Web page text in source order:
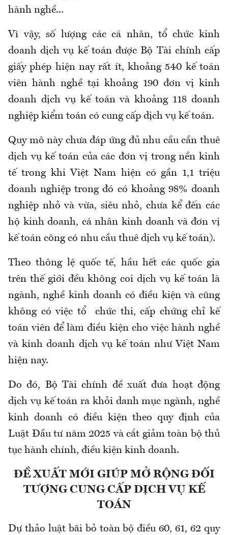
hành nghề...
Vì vậy, số lượng các cá nhân, tổ chức kinh
doanh dịch vụ kế toán được Bộ Tài chính cấp
giấy phép hiện nay rất ít, khoảng 540 kế toán
viên hành nghề tại khoảng 190 đơn vị kinh
doanh dịch vụ kế toán và khoảng 118 doanh
nghiệp kiểm toán có cung cấp dịch vụ kế toán.
Quy mô này chưa đáp ứng đủ nhu cầu cần thuê
dịch vụ kế toán của các đơn vị trong nền kinh
tế trong khi Việt Nam hiện có gần 1,1 triệu
doanh nghiệp trong đó có khoảng 98% doanh
nghiệp nhỏ và vừa, siêu nhỏ, chưa kể đến các
hộ kinh doanh, cá nhân kinh doanh và đơn vị
kế toán công có nhu cầu thuê dịch vụ kế toán).
Theo thông lệ quốc tế, hầu hết các quốc gia
trên thế giới đều không coi dịch vụ kế toán là
ngành, nghề kinh doanh có điều kiện và cũng
không có việc tổ chức thi, cấp chứng chỉ kế
toán viên để làm điều kiện cho việc hành nghề
và kinh doanh dịch vụ kế toán như Việt Nam
hiện nay.
Do đó, Bộ Tài chính đề xuất đưa hoạt động
dịch vụ kế toán ra khỏi danh mục ngành, nghề
kinh doanh có điều kiện theo quy định của
Luật Đầu tư năm 2025 và cắt giảm toàn bộ thủ
tục hành chính, điều kiện kinh doanh.
ĐỀ XUẤT MỚI GIÚP MỞ RỘNG ĐỐI
TƯỢNG CUNG CẤP DỊCH VỤ KẾ
TOÁN
Dự thảo luật bãi bỏ toàn bộ điều 60, 61, 62 quy